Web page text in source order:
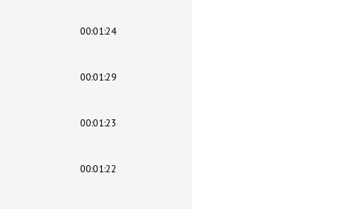
00:01:24
00:01:29
00:01:23
00:01:22